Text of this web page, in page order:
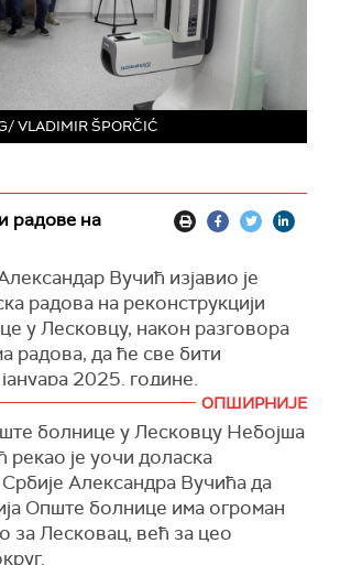
VLADIMIR ŠPORČIĆ
радове на
Вучић изјавио је
радова на реконструкцији
у Лесковцу, након разговора
радова, да ће све бити
2025. године.
болнице дочекали грађани,
да су га прошлог пута када је
на отварању новог стадиона
због чега ће данас
дигитални мамограф.
рекао да су обезбеђена
ОПШИРНИЈЕ
болнице у Лесковцу Небојша
рекао је уочи доласка
Александра Вучића да
Опште болнице има огроман
за Лесковац, већ за цео